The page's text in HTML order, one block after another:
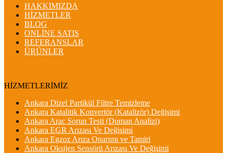
HAKKIMIZDA
HİZMETLER
BLOG
ONLİNE SATIŞ
REFERANSLAR
ÜRÜNLER
HİZMETLERİMİZ
Ankara Dizel Partikül Filtre Temizleme
Ankara Katalitik Konvertör (Katalizör) Değişimi
Ankara Araç Sorun Testi (Duman Analizi)
Ankara EGR Arızası Ve Değişimi
Ankara Egzoz Arıza Onarımı ve Tamiri
Ankara Oksijen Sensörü Arızası Ve Değişimi